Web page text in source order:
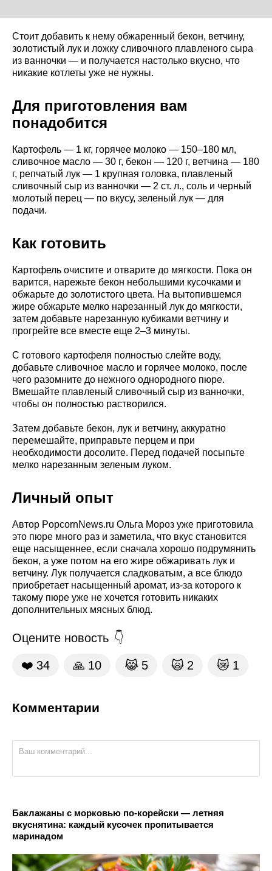
Стоит добавить к нему обжаренный бекон, ветчину,
золотистый лук и ложку сливочного плавленого сыра
из ванночки — и получается настолько вкусно, что
никакие котлеты уже не нужны.
Для приготовления вам
понадобится
Картофель — 1 кг, горячее молоко — 150–180 мл,
сливочное масло — 30 г, бекон — 120 г, ветчина — 180
г, репчатый лук — 1 крупная головка, плавленый
сливочный сыр из ванночки — 2 ст. л., соль и черный
молотый перец — по вкусу, зеленый лук — для
подачи.
Как готовить
Картофель очистите и отварите до мягкости. Пока он
варится, нарежьте бекон небольшими кусочками и
обжарьте до золотистого цвета. На вытопившемся
жире обжарьте мелко нарезанный лук до мягкости,
затем добавьте нарезанную кубиками ветчину и
прогрейте все вместе еще 2–3 минуты.
С готового картофеля полностью слейте воду,
добавьте сливочное масло и горячее молоко, после
чего разомните до нежного однородного пюре.
Вмешайте плавленый сливочный сыр из ванночки,
чтобы он полностью растворился.
Затем добавьте бекон, лук и ветчину, аккуратно
перемешайте, приправьте перцем и при
необходимости досолите. Перед подачей посыпьте
мелко нарезанным зеленым луком.
Личный опыт
Автор PopcornNews.ru Ольга Мороз уже приготовила
это пюре много раз и заметила, что вкус становится
еще насыщеннее, если сначала хорошо подрумянить
бекон, а уже потом на его жире обжаривать лук и
ветчину. Лук получается сладковатым, а все блюдо
приобретает насыщенный аромат, из-за которого к
такому пюре уже не хочется готовить никаких
дополнительных мясных блюд.
Оцените новость
❤️ 34 🙏 10 😹 5 🙀 2 😿 1
Комментарии
Баклажаны с морковью по-корейски — летняя
вкуснятина: каждый кусочек пропитывается
маринадом